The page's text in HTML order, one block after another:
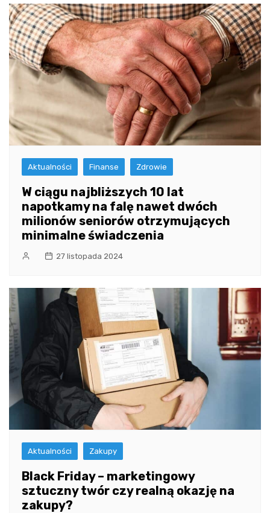
Aktualności Finanse Zdrowie
W ciągu najbliższych 10 lat
napotkamy na falę nawet dwóch
milionów seniorów otrzymujących
minimalne świadczenia
27 listopada 2024
Aktualności Zakupy
Black Friday – marketingowy
sztuczny twór czy realną okazję na
zakupy?